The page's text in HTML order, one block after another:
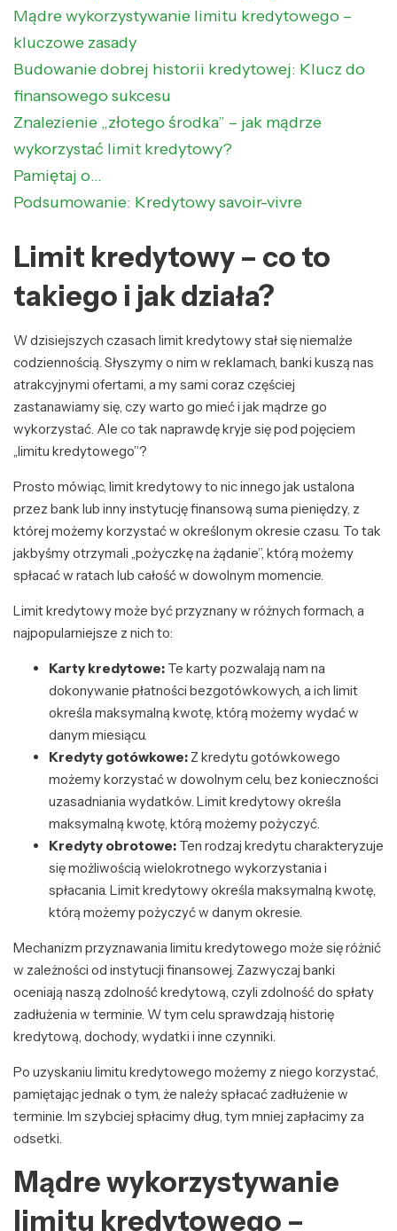
Mądre wykorzystywanie limitu kredytowego –
kluczowe zasady
Budowanie dobrej historii kredytowej: Klucz do
finansowego sukcesu
Znalezienie „złotego środka” – jak mądrze
wykorzystać limit kredytowy?
Pamiętaj o…
Podsumowanie: Kredytowy savoir-vivre
Limit kredytowy – co to
takiego i jak działa?
W dzisiejszych czasach limit kredytowy stał się niemalże
codziennością. Słyszymy o nim w reklamach, banki kuszą nas
atrakcyjnymi ofertami, a my sami coraz częściej
zastanawiamy się, czy warto go mieć i jak mądrze go
wykorzystać. Ale co tak naprawdę kryje się pod pojęciem
„limitu kredytowego”?
Prosto mówiąc, limit kredytowy to nic innego jak ustalona
przez bank lub inny instytucję finansową suma pieniędzy, z
której możemy korzystać w określonym okresie czasu. To tak
jakbyśmy otrzymali „pożyczkę na żądanie”, którą możemy
spłacać w ratach lub całość w dowolnym momencie.
Limit kredytowy może być przyznany w różnych formach, a
najpopularniejsze z nich to:
Karty kredytowe: Te karty pozwalają nam na
dokonywanie płatności bezgotówkowych, a ich limit
określa maksymalną kwotę, którą możemy wydać w
danym miesiącu.
Kredyty gotówkowe: Z kredytu gotówkowego
możemy korzystać w dowolnym celu, bez konieczności
uzasadniania wydatków. Limit kredytowy określa
maksymalną kwotę, którą możemy pożyczyć.
Kredyty obrotowe: Ten rodzaj kredytu charakteryzuje
się możliwością wielokrotnego wykorzystania i
spłacania. Limit kredytowy określa maksymalną kwotę,
którą możemy pożyczyć w danym okresie.
Mechanizm przyznawania limitu kredytowego może się różnić
w zależności od instytucji finansowej. Zazwyczaj banki
oceniają naszą zdolność kredytową, czyli zdolność do spłaty
zadłużenia w terminie. W tym celu sprawdzają historię
kredytową, dochody, wydatki i inne czynniki.
Po uzyskaniu limitu kredytowego możemy z niego korzystać,
pamiętając jednak o tym, że należy spłacać zadłużenie w
terminie. Im szybciej spłacimy dług, tym mniej zapłacimy za
odsetki.
Mądre wykorzystywanie
limitu kredytowego –